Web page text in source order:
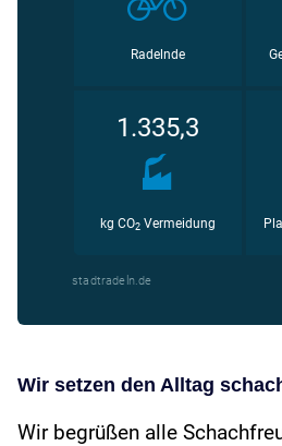
Wir setzen den Alltag
Wir begrüßen alle